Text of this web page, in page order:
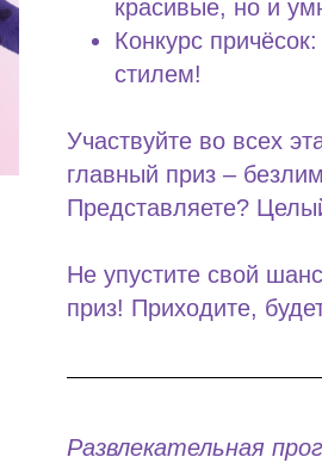
красивые, но и
Конкурс
стилем!
Участвуйте во всех
главный приз –
Представляете?
Не упустите свой
приз! Приходите,
Развлекательная